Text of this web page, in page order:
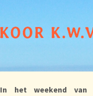
In het weekend van